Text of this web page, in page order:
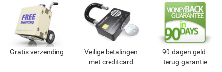
Gratis verzending
Veilige betalingen
met creditcard
90-dagen geld-
terug-garantie